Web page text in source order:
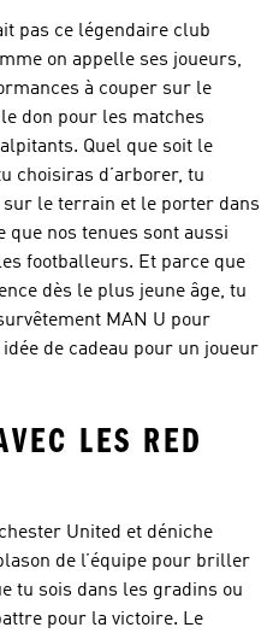
pas ce légendaire club
on appelle ses joueurs,
à couper sur le
don pour les matches
Quel que soit le
choisiras d’arborer, tu
le terrain et le porter dans
que nos tenues sont aussi
footballeurs. Et parce que
dès le plus jeune âge, tu
MAN U pour
de cadeau pour un joueur
LES RED
United et déniche
de l’équipe pour briller
tu sois dans les gradins ou
pour la victoire. Le